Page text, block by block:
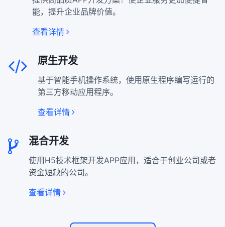
能，提升企业品牌价值。
查看详情
原生开发
基于智能手机操作系统，使用原生程序编写运行的
第三方移动应用程序。
查看详情
混合开发
使用H5技术框架开发APP应用，适合于创业公司或者
资金短缺的公司。
查看详情